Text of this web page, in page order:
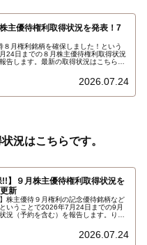
主優待権利取得状況を発表！7
８月権利銘柄を確保しました！という
24日までの８月株主優待権利取得状況
告します。最新の取得状況はこちらで
2026.07.24
況はこちらです。
!!】９月株主優待権利取得状況を
新
株主優待９月権利の記念優待銘柄など
いうことで2026年7月24日までの9月
況（予約を含む）を報告します。りー
2026.07.24